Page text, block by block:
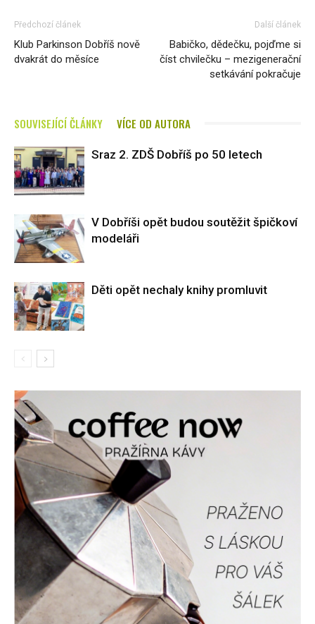
Předchozí článek
Klub Parkinson Dobříš nově
dvakrát do měsíce
Další článek
Babičko, dědečku, pojďme si
číst chvilečku – mezigenerační
setkávání pokračuje
SOUVISEJÍCÍ ČLÁNKY VÍCE OD AUTORA
Sraz 2. ZDŠ Dobříš po 50 letech
V Dobříši opět budou soutěžit špičkoví
modeláři
Děti opět nechaly knihy promluvit